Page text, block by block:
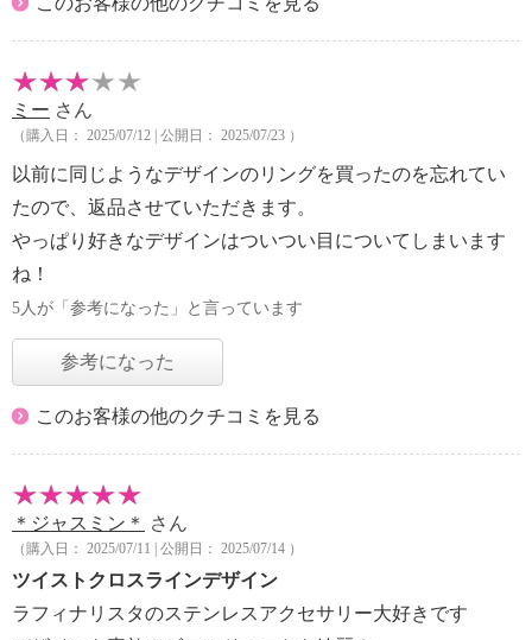
ミー さん
（購入日： 2025/07/12 | 公開日： 2025/07/23 ）
以前に同じようなデザインのリングを買ったのを忘れてい
たので、返品させていただきます。
やっぱり好きなデザインはついつい目についてしまいます
ね！
5人が「参考になった」と言っています
参考になった
このお客様の他のクチコミを見る
＊ジャスミン＊ さん
（購入日： 2025/07/11 | 公開日： 2025/07/14 ）
ツイストクロスラインデザイン
ラフィナリスタのステンレスアクセサリー大好きです